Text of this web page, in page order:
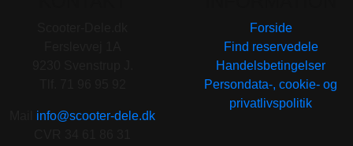
info@scooter-dele.dk
Forside
Find reservedele
Handelsbetingelser
Persondata-, cookie- og
privatlivspolitik